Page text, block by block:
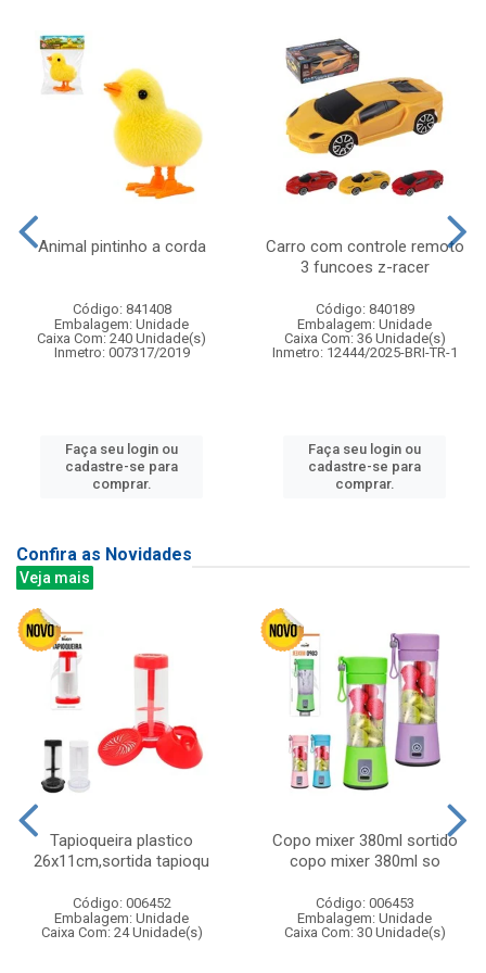
Animal pintinho a corda
Código: 841408
Embalagem: Unidade
Caixa Com: 240 Unidade(s)
Inmetro: 007317/2019
Faça seu login ou
cadastre-se para
comprar.
Carro com controle remoto
3 funcoes z-racer
Código: 840189
Embalagem: Unidade
Caixa Com: 36 Unidade(s)
Inmetro: 12444/2025-BRI-TR-1
Faça seu login ou
cadastre-se para
comprar.
Confira as Novidades
Veja mais
Tapioqueira plastico
26x11cm,sortida tapioqu
Código: 006452
Embalagem: Unidade
Caixa Com: 24 Unidade(s)
Copo mixer 380ml sortido
copo mixer 380ml so
Código: 006453
Embalagem: Unidade
Caixa Com: 30 Unidade(s)